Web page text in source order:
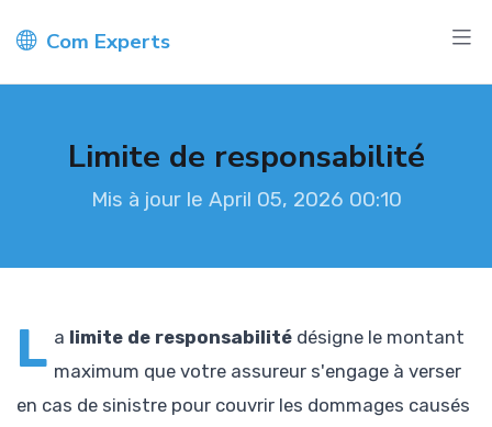
Com Experts
Limite de responsabilité
Mis à jour le April 05, 2026 00:10
L a limite de responsabilité désigne le montant
maximum que votre assureur s'engage à verser
en cas de sinistre pour couvrir les dommages causés